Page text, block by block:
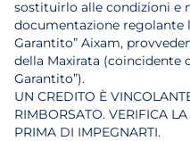
sostituirlo alle condizioni e
documentazione regolante
Garantito” Aixam,
della Maxirata (coincidente
Garantito”).
UN CREDITO È
RIMBORSATO. VERIFICA
PRIMA DI IMPEGNARTI.